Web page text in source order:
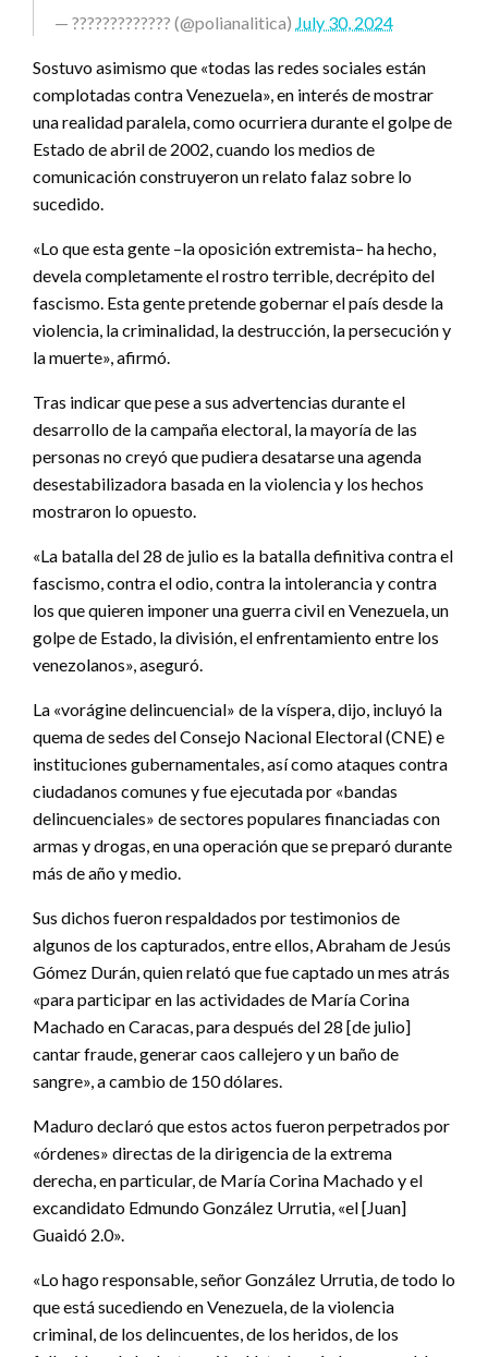
— ????????????? (@polianalitica) July 30, 2024
Sostuvo asimismo que «todas las redes sociales están
complotadas contra Venezuela», en interés de mostrar
una realidad paralela, como ocurriera durante el golpe de
Estado de abril de 2002, cuando los medios de
comunicación construyeron un relato falaz sobre lo
sucedido.
«Lo que esta gente –la oposición extremista– ha hecho,
devela completamente el rostro terrible, decrépito del
fascismo. Esta gente pretende gobernar el país desde la
violencia, la criminalidad, la destrucción, la persecución y
la muerte», afirmó.
Tras indicar que pese a sus advertencias durante el
desarrollo de la campaña electoral, la mayoría de las
personas no creyó que pudiera desatarse una agenda
desestabilizadora basada en la violencia y los hechos
mostraron lo opuesto.
«La batalla del 28 de julio es la batalla definitiva contra el
fascismo, contra el odio, contra la intolerancia y contra
los que quieren imponer una guerra civil en Venezuela, un
golpe de Estado, la división, el enfrentamiento entre los
venezolanos», aseguró.
La «vorágine delincuencial» de la víspera, dijo, incluyó la
quema de sedes del Consejo Nacional Electoral (CNE) e
instituciones gubernamentales, así como ataques contra
ciudadanos comunes y fue ejecutada por «bandas
delincuenciales» de sectores populares financiadas con
armas y drogas, en una operación que se preparó durante
más de año y medio.
Sus dichos fueron respaldados por testimonios de
algunos de los capturados, entre ellos, Abraham de Jesús
Gómez Durán, quien relató que fue captado un mes atrás
«para participar en las actividades de María Corina
Machado en Caracas, para después del 28 [de julio]
cantar fraude, generar caos callejero y un baño de
sangre», a cambio de 150 dólares.
Maduro declaró que estos actos fueron perpetrados por
«órdenes» directas de la dirigencia de la extrema
derecha, en particular, de María Corina Machado y el
excandidato Edmundo González Urrutia, «el [Juan]
Guaidó 2.0».
«Lo hago responsable, señor González Urrutia, de todo lo
que está sucediendo en Venezuela, de la violencia
criminal, de los delincuentes, de los heridos, de los